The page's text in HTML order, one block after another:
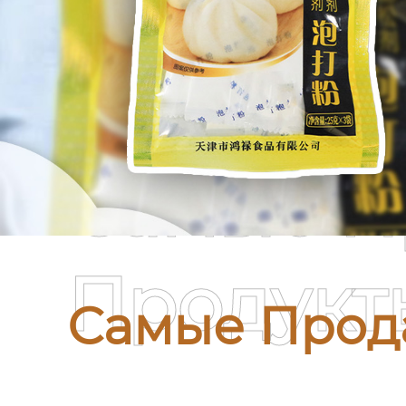
Самые
Самые